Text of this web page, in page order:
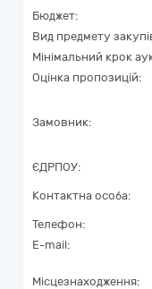
Бюджет:
Вид предмету
Мінімальний крок
Оцінка пропозицій:
Замовник:
ЄДРПОУ:
Контактна особа:
Телефон:
E-mail:
Місцезнаходження: